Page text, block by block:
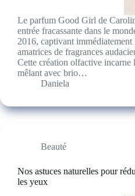
Le parfum Good Girl de
entrée fracassante dans le
2016, captivant immédiatement
amatrices de fragrances
Cette création olfactive incarne
mêlant avec brio…
Daniela
Beauté
Nos astuces naturelles pour
les yeux